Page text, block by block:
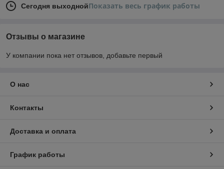
Сегодня выходнойПоказать весь график работы
Отзывы о магазине
У компании пока нет отзывов, добавьте первый
О нас
Контакты
Доставка и оплата
График работы